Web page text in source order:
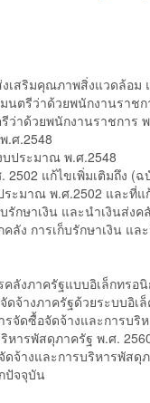
เสริมคุณภาพสิ่งแวดล้อ
ตรีว่าด้วยพนักงานราชก
ว่าด้วยพนักงานราชการ
.ศ.2548
บประมาณ พ.ศ.2548
แก้ไขเพิ่มเติมถึง (ฉ
มาณ พ.ศ.2502 และที่แ
รักษาเงิน และนำเงินส่งค
ลัง การเก็บรักษาเงิน แล
ลังภาครัฐแบบอิเล็กทรอ
จ้างภาครัฐด้วยระบบอิเ
รจัดซื้อจัดจ้างและการบริ
หารพัสดุภาครัฐ พ.ศ.
างและการบริหารพัสดุ
ปัจจุบัน